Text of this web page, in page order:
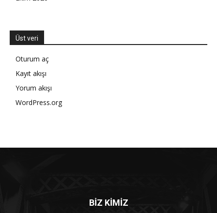
Üst veri
Oturum aç
Kayıt akışı
Yorum akışı
WordPress.org
BİZ KİMİZ